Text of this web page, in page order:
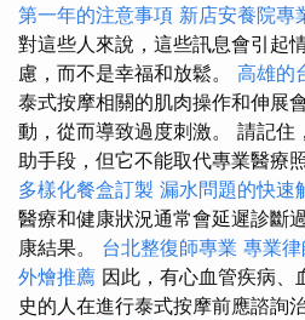
第一年的注意事項 新店安養院專
對這些人來說，這些訊息會引起
慮，而不是幸福和放鬆。 高雄的
泰式按摩相關的肌肉操作和伸展
動，從而導致過度刺激。 請記住
助手段，但它不能取代專業醫療
多樣化餐盒訂製 漏水問題的快速
醫療和健康狀況通常會延遲診斷
康結果。 台北整復師專業 專業
外燴推薦 因此，有心血管疾病、
史的人在進行泰式按摩前應諮詢